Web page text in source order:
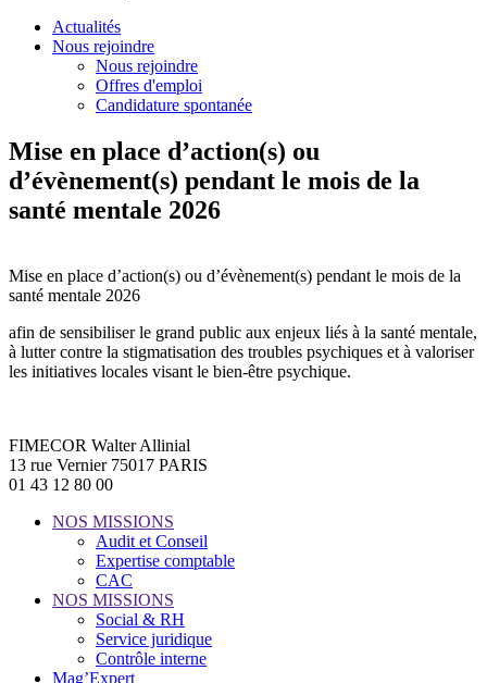
Actualités
Nous rejoindre
Nous rejoindre
Offres d'emploi
Candidature spontanée
Mise en place d’action(s) ou
d’évènement(s) pendant le mois de la
santé mentale 2026
Mise en place d’action(s) ou d’évènement(s) pendant le mois de la
santé mentale 2026
afin de sensibiliser le grand public aux enjeux liés à la santé mentale,
à lutter contre la stigmatisation des troubles psychiques et à valoriser
les initiatives locales visant le bien-être psychique.
FIMECOR Walter Allinial
13 rue Vernier 75017 PARIS
01 43 12 80 00
NOS MISSIONS
Audit et Conseil
Expertise comptable
CAC
NOS MISSIONS
Social & RH
Service juridique
Contrôle interne
Mag’Expert